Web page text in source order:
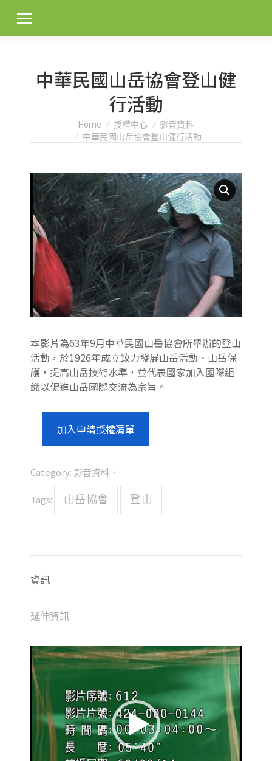
中華民國山岳協會登山健
行活動
You are here:Home 授權中心
影音資料
中華民國山岳協會登山健行活動
本影片為63年9月中華民國山岳協會所舉辦的登山
活動，於1926年成立致力發展山岳活動、山岳保
護，提高山岳技術水準，並代表國家加入國際組
織以促進山岳國際交流為宗旨。
加入申請授權清單
Category: 影音資料
Tags: 山岳協會 登山
資訊
延伸資訊
視
訊
播
放